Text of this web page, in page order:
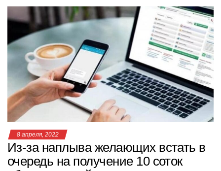
at
s
A
p
p
c
e
b
o
o
k
tt
er
n
o
kl
a
ss
ni
ki
e
gr
a
m
.R
u
er п
р
а
в
и
т
ь
8 апреля, 2022
Из-за наплыва желающих встать в
очередь на получение 10 соток